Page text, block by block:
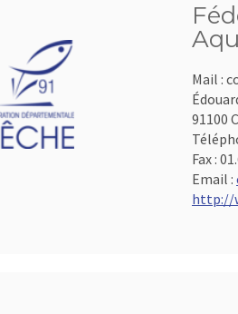
Mail :
91100
Fax :
Email :
http://